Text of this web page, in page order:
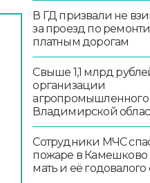
В ГД призвали не
за проезд по
платным дорогам
Свыше 1,1 млрд
организации
агропромышленного
Владимирской
Сотрудники МЧС
пожаре в
мать и её годовалого